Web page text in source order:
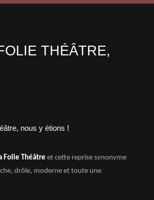
THÉÂTRE,
Folie Théâtre et cette reprise synonyme
drôle, moderne et toute une